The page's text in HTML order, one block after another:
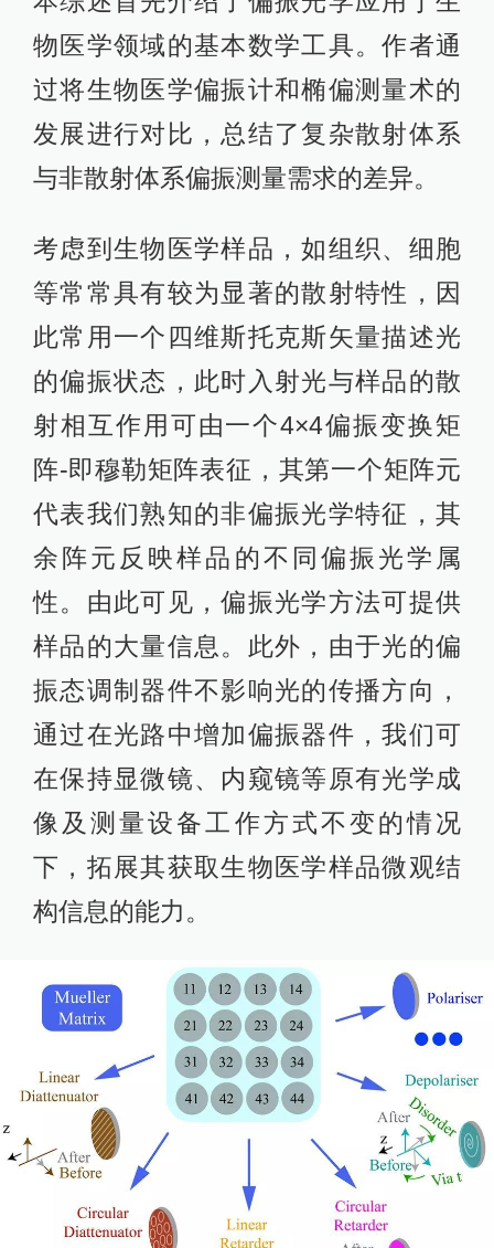
物医学领域的基本数学工具。作者通
过将生物医学偏振计和椭偏测量术的
发展进行对比，总结了复杂散射体系
与非散射体系偏振测量需求的差异。
考虑到生物医学样品，如组织、细胞
等常常具有较为显著的散射特性，因
此常用一个四维斯托克斯矢量描述光
的偏振状态，此时入射光与样品的散
射相互作用可由一个4×4偏振变换矩
阵-即穆勒矩阵表征，其第一个矩阵元
代表我们熟知的非偏振光学特征，其
余阵元反映样品的不同偏振光学属
性。由此可见，偏振光学方法可提供
样品的大量信息。此外，由于光的偏
振态调制器件不影响光的传播方向，
通过在光路中增加偏振器件，我们可
在保持显微镜、内窥镜等原有光学成
像及测量设备工作方式不变的情况
下，拓展其获取生物医学样品微观结
构信息的能力。